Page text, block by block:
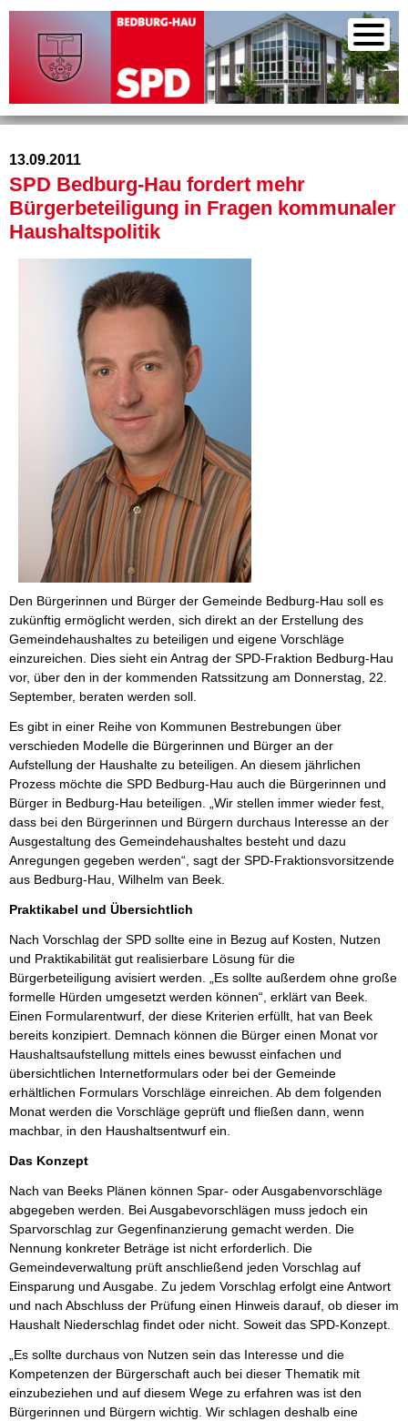
13.09.2011
SPD Bedburg-Hau fordert mehr
Bürgerbeteiligung in Fragen kommunaler
Haushaltspolitik
Den Bürgerinnen und Bürger der Gemeinde Bedburg-Hau soll es
zukünftig ermöglicht werden, sich direkt an der Erstellung des
Gemeindehaushaltes zu beteiligen und eigene Vorschläge
einzureichen. Dies sieht ein Antrag der SPD-Fraktion Bedburg-Hau
vor, über den in der kommenden Ratssitzung am Donnerstag, 22.
September, beraten werden soll.
Es gibt in einer Reihe von Kommunen Bestrebungen über
verschieden Modelle die Bürgerinnen und Bürger an der
Aufstellung der Haushalte zu beteiligen. An diesem jährlichen
Prozess möchte die SPD Bedburg-Hau auch die Bürgerinnen und
Bürger in Bedburg-Hau beteiligen. „Wir stellen immer wieder fest,
dass bei den Bürgerinnen und Bürgern durchaus Interesse an der
Ausgestaltung des Gemeindehaushaltes besteht und dazu
Anregungen gegeben werden“, sagt der SPD-Fraktionsvorsitzende
aus Bedburg-Hau, Wilhelm van Beek.
Praktikabel und Übersichtlich
Nach Vorschlag der SPD sollte eine in Bezug auf Kosten, Nutzen
und Praktikabilität gut realisierbare Lösung für die
Bürgerbeteiligung avisiert werden. „Es sollte außerdem ohne große
formelle Hürden umgesetzt werden können“, erklärt van Beek.
Einen Formularentwurf, der diese Kriterien erfüllt, hat van Beek
bereits konzipiert. Demnach können die Bürger einen Monat vor
Haushaltsaufstellung mittels eines bewusst einfachen und
übersichtlichen Internetformulars oder bei der Gemeinde
erhältlichen Formulars Vorschläge einreichen. Ab dem folgenden
Monat werden die Vorschläge geprüft und fließen dann, wenn
machbar, in den Haushaltsentwurf ein.
Das Konzept
Nach van Beeks Plänen können Spar- oder Ausgabenvorschläge
abgegeben werden. Bei Ausgabevorschlägen muss jedoch ein
Sparvorschlag zur Gegenfinanzierung gemacht werden. Die
Nennung konkreter Beträge ist nicht erforderlich. Die
Gemeindeverwaltung prüft anschließend jeden Vorschlag auf
Einsparung und Ausgabe. Zu jedem Vorschlag erfolgt eine Antwort
und nach Abschluss der Prüfung einen Hinweis darauf, ob dieser im
Haushalt Niederschlag findet oder nicht. Soweit das SPD-Konzept.
„Es sollte durchaus von Nutzen sein das Interesse und die
Kompetenzen der Bürgerschaft auch bei dieser Thematik mit
einzubeziehen und auf diesem Wege zu erfahren was ist den
Bürgerinnen und Bürgern wichtig. Wir schlagen deshalb eine